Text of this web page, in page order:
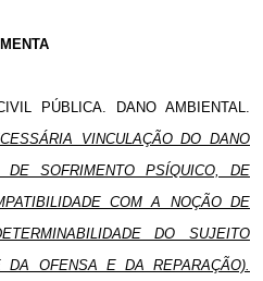
PÚBLICA. DANO AMBIENTAL.
VINCULAÇÃO DO DANO
SOFRIMENTO PSÍQUICO, DE
COM A NOÇÃO DE
DO SUJEITO
DA OFENSA E DA REPARAÇÃO).